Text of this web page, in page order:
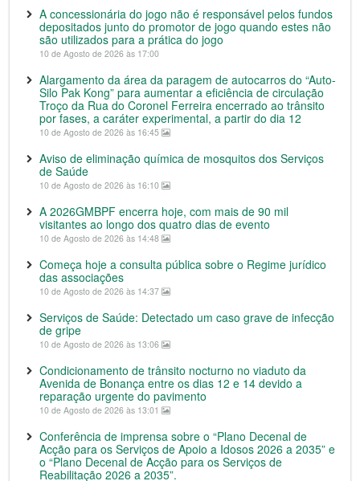
A concessionária do jogo não é responsável pelos fundos
depositados junto do promotor de jogo quando estes não
são utilizados para a prática do jogo
10 de Agosto de 2026 às 17:00
Alargamento da área da paragem de autocarros do “Auto-
Silo Pak Kong” para aumentar a eficiência de circulação
Troço da Rua do Coronel Ferreira encerrado ao trânsito
por fases, a caráter experimental, a partir do dia 12
10 de Agosto de 2026 às 16:45
Aviso de eliminação química de mosquitos dos Serviços
de Saúde
10 de Agosto de 2026 às 16:10
A 2026GMBPF encerra hoje, com mais de 90 mil
visitantes ao longo dos quatro dias de evento
10 de Agosto de 2026 às 14:48
Começa hoje a consulta pública sobre o Regime jurídico
das associações
10 de Agosto de 2026 às 14:37
Serviços de Saúde: Detectado um caso grave de infecção
de gripe
10 de Agosto de 2026 às 13:06
Condicionamento de trânsito nocturno no viaduto da
Avenida de Bonança entre os dias 12 e 14 devido a
reparação urgente do pavimento
10 de Agosto de 2026 às 13:01
Conferência de imprensa sobre o “Plano Decenal de
Acção para os Serviços de Apoio a Idosos 2026 a 2035” e
o “Plano Decenal de Acção para os Serviços de
Reabilitação 2026 a 2035”.